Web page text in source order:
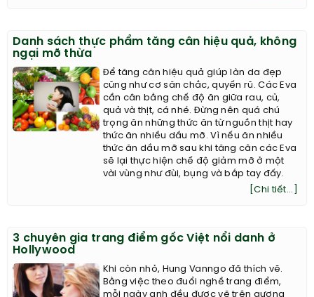
Danh sách thực phẩm tăng cân hiệu quả, không
ngại mỡ thừa
Để tăng cân hiệu quả giúp làn da đẹp
cũng như cơ săn chắc, quyến rũ. Các Eva
cần cân bằng chế độ ăn giữa rau, củ,
quả và thịt, cá nhé. Đừng nên quá chú
trọng ăn những thức ăn từ nguồn thịt hay
thức ăn nhiều dầu mỡ. Vì nếu ăn nhiều
thức ăn dầu mỡ sau khi tăng cân các Eva
sẽ lại thực hiện chế độ giảm mỡ ở một
vài vùng như đùi, bụng và bắp tay đấy.
[Chi tiết...]
3 chuyên gia trang điểm gốc Việt nổi danh ở
Hollywood
Khi còn nhỏ, Hung Vanngo đã thích vẽ.
Bằng việc theo đuổi nghề trang điểm,
mỗi ngày anh đều được vẽ trên gương